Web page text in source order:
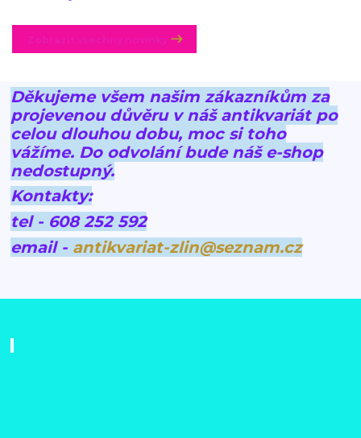
Děkujeme všem našim zákazníkům za
projevenou důvěru v náš antikvariát po
celou dlouhou dobu, moc si toho
vážíme. Do odvolání bude náš e-shop
nedostupný.
Kontakty:
tel - 608 252 592
email - antikvariat-zlin@seznam.cz